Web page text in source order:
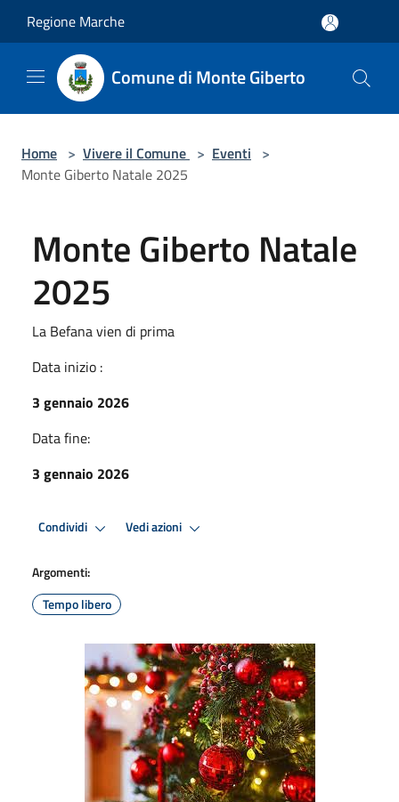
Regione Marche
Comune di Monte Giberto
Home > Vivere il Comune > Eventi >
Monte Giberto Natale 2025
Monte Giberto Natale
2025
La Befana vien di prima
Data inizio :
3 gennaio 2026
Data fine:
3 gennaio 2026
Condividi Vedi azioni
Argomenti:
Tempo libero